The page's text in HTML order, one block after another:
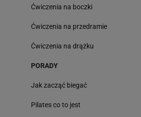
Ćwiczenia na boczki
Ćwiczenia na przedramie
Ćwiczenia na drążku
PORADY
Jak zacząć biegać
Pilates co to jest